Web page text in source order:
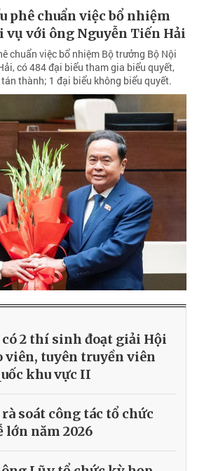
phê chuẩn việc bổ nhiệm
vụ với ông Nguyễn Tiến Hải
chuẩn việc bổ nhiệm Bộ trưởng Bộ Nội
có 484 đại biểu tham gia biểu quyết,
thành; 1 đại biểu không biểu quyết.
2 thí sinh đoạt giải Hội
viên, tuyên truyền viên
khu vực II
soát công tác tổ chức
lớn năm 2026